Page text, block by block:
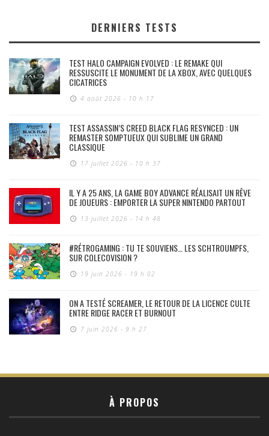
DERNIERS TESTS
TEST HALO CAMPAIGN EVOLVED : LE REMAKE QUI
RESSUSCITE LE MONUMENT DE LA XBOX, AVEC QUELQUES
CICATRICES
4 août 2026 - 10 h 17
TEST ASSASSIN’S CREED BLACK FLAG RESYNCED : UN
REMASTER SOMPTUEUX QUI SUBLIME UN GRAND
CLASSIQUE
17 juillet 2026 - 10 h 37
IL Y A 25 ANS, LA GAME BOY ADVANCE RÉALISAIT UN RÊVE
DE JOUEURS : EMPORTER LA SUPER NINTENDO PARTOUT
13 juillet 2026 - 14 h 48
#RÉTROGAMING : TU TE SOUVIENS… LES SCHTROUMPFS,
SUR COLECOVISION ?
19 juin 2026 - 19 h 02
ON A TESTÉ SCREAMER, LE RETOUR DE LA LICENCE CULTE
ENTRE RIDGE RACER ET BURNOUT
7 juin 2026 - 9 h 27
À PROPOS